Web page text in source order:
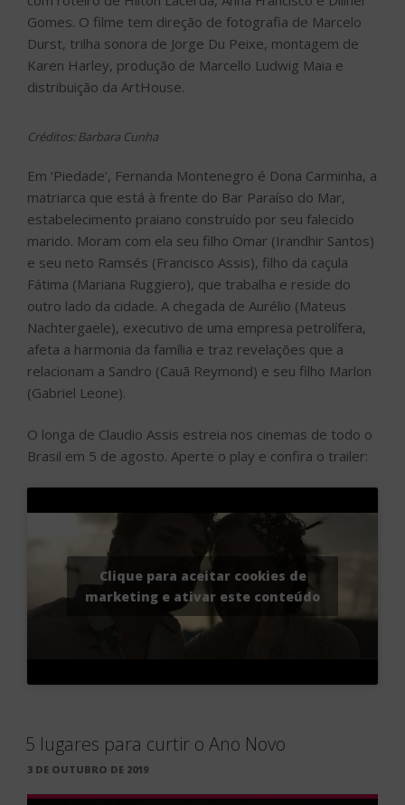
Gomes. O filme tem direção de fotografia de Marcelo
Durst, trilha sonora de Jorge Du Peixe, montagem de
Karen Harley, produção de Marcello Ludwig Maia e
distribuição da ArtHouse.
Créditos: Barbara Cunha
Em ‘Piedade’, Fernanda Montenegro é Dona Carminha, a
matriarca que está à frente do Bar Paraíso do Mar,
estabelecimento praiano construído por seu falecido
marido. Moram com ela seu filho Omar (Irandhir Santos)
e seu neto Ramsés (Francisco Assis), filho da caçula
Fátima (Mariana Ruggiero), que trabalha e reside do
outro lado da cidade. A chegada de Aurélio (Mateus
Nachtergaele), executivo de uma empresa petrolífera,
afeta a harmonia da família e traz revelações que a
relacionam a Sandro (Cauã Reymond) e seu filho Marlon
(Gabriel Leone).
O longa de Claudio Assis estreia nos cinemas de todo o
Brasil em 5 de agosto. Aperte o play e confira o trailer:
Clique para aceitar cookies de
marketing e ativar este conteúdo
5 lugares para curtir o Ano Novo
PUBLICADO
3 DE OUTUBRO DE 2019